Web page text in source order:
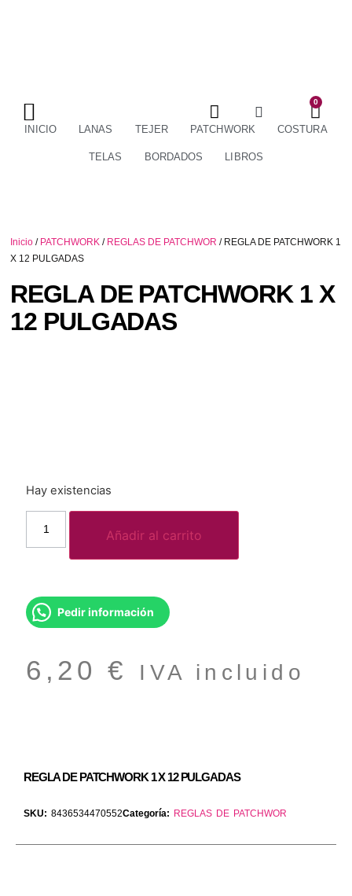
0
INICIO LANAS TEJER PATCHWORK COSTURA
TELAS BORDADOS LIBROS
Inicio / PATCHWORK / REGLAS DE PATCHWOR / REGLA DE PATCHWORK 1
X 12 PULGADAS
REGLA DE PATCHWORK 1 X
12 PULGADAS
Hay existencias
Añadir al carrito
Pedir información
6,20€ IVA incluido
REGLA DE PATCHWORK 1 X 12 PULGADAS
SKU: 8436534470552Categoría: REGLAS DE PATCHWOR